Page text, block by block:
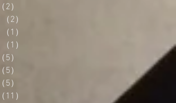
（2）
（2）
（1）
（1）
（5）
（5）
（5）
（11）